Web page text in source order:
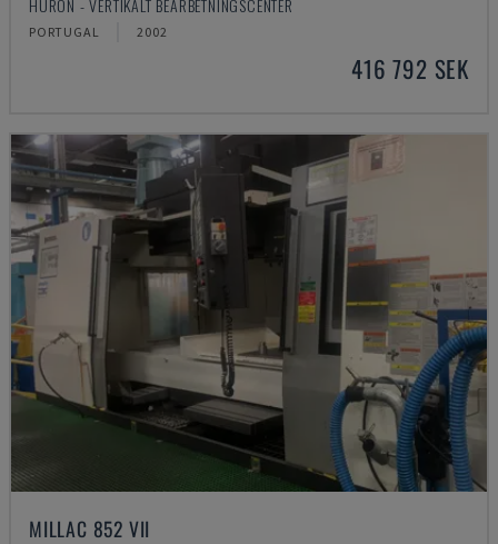
HURON - VERTIKALT BEARBETNINGSCENTER
PORTUGAL 2002
416 792 SEK
MILLAC 852 VII